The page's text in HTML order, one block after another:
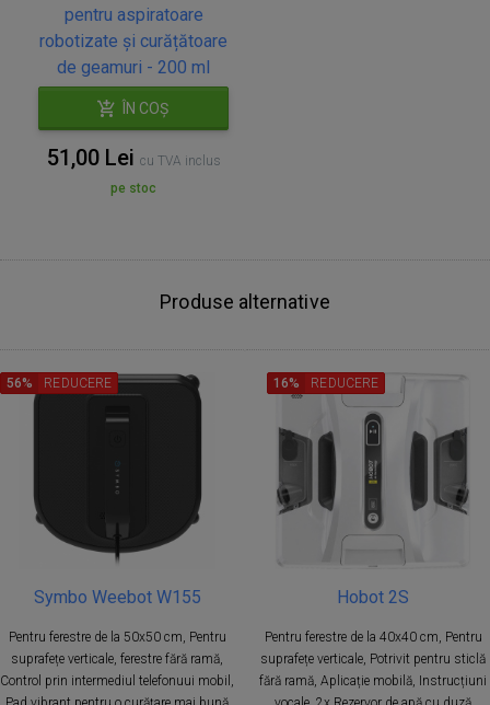
pentru aspiratoare
robotizate și curățătoare
de geamuri - 200 ml
ÎN COȘ
51,00 Lei cu TVA inclus
pe stoc
Produse alternative
Symbo Weebot W155
Pentru ferestre de la 50x50 cm, Pentru
suprafețe verticale, ferestre fără ramă,
Control prin intermediul telefonuui mobil,
56% REDUCERE
Hobot 2S
Pentru ferestre de la 40x40 cm, Pentru
suprafețe verticale, Potrivit pentru sticlă
fără ramă, Aplicație mobilă, Instrucțiuni
16% REDUCERE